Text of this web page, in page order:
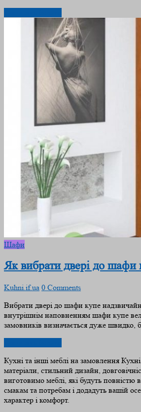
Шафи
Як вибрати двері до шафи
Kuhni.if.ua 0 Comments
Вибрати двері до шафи купе
внутрішнім наповненням шафи купе
замовників визначається дуже швидко,
Кухні та інші меблі на замовлення
матеріали, стильний дизайн,
виготовимо меблі, які будуть повністю
смакам та потребам і додадуть вашій
характер і комфорт.